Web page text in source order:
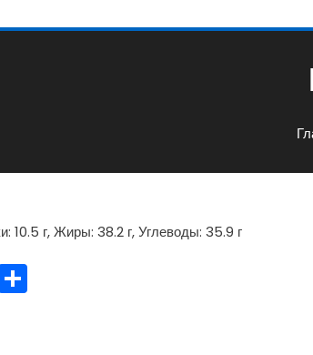
10.5 г, Жиры: 38.2 г, Углеводы: 35.9 г